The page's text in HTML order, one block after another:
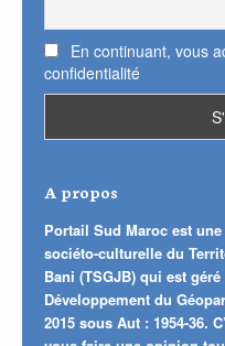
En continuant, vous
confidentialité
A propos
Portail Sud Maroc est
sociéto-culturelle du
Bani (TSGJB) qui est
Développement du
2015 sous Aut : 1954-36.